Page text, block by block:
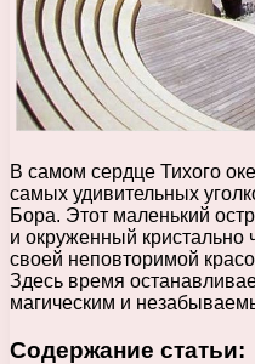
В самом сердце Тихого
самых удивительных
Бора. Этот маленький
и окруженный кристально
своей неповторимой
Здесь время
магическим и
Содержание статьи: